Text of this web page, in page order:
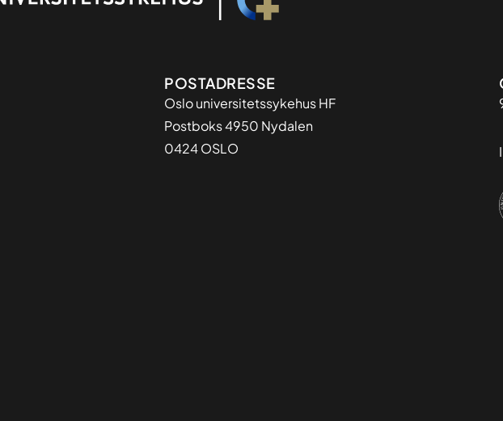
Adresse
POSTADRESSE
Oslo universitetssykehus HF
Postboks 4950 Nydalen
0424 OSLO